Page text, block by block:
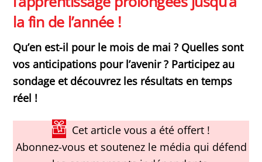
la fin de l’année !
Qu’en est-il pour le mois de mai ? Quelles sont
vos anticipations pour l’avenir ? Participez au
sondage et découvrez les résultats en temps
réel !
Cet article vous a été offert !
Abonnez-vous et soutenez le média qui défend